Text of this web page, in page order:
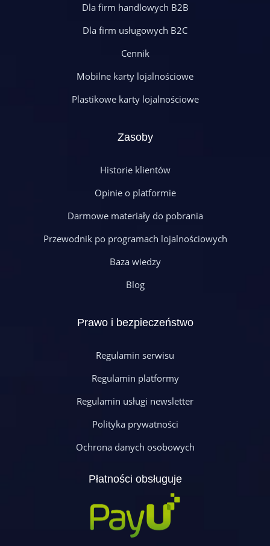
Dla firm handlowych B2B
Dla firm usługowych B2C
Cennik
Mobilne karty lojalnościowe
Plastikowe karty lojalnościowe
Zasoby
Historie klientów
Opinie o platformie
Darmowe materiały do pobrania
Przewodnik po programach lojalnościowych
Baza wiedzy
Blog
Prawo i bezpieczeństwo
Regulamin serwisu
Regulamin platformy
Regulamin usługi newsletter
Polityka prywatności
Ochrona danych osobowych
Płatności obsługuje